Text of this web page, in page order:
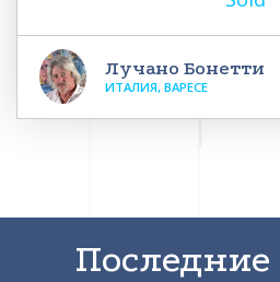
Лучано Бонетти
ИТАЛИЯ, ВАРЕСЕ
Последние